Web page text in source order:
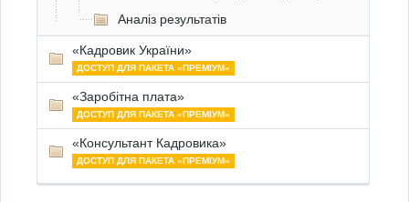
Аналіз результатів
«Кадровик України»
ДОСТУП ДЛЯ ПАКЕТА «ПРЕМІУМ»
«Заробітна плата»
ДОСТУП ДЛЯ ПАКЕТА «ПРЕМІУМ»
«Консультант Кадровика»
ДОСТУП ДЛЯ ПАКЕТА «ПРЕМІУМ»